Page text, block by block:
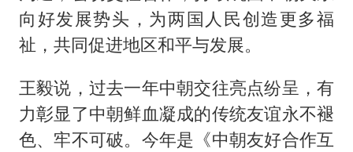
向好发展势头，为两国人民创造更多福
祉，共同促进地区和平与发展。
王毅说，过去一年中朝交往亮点纷呈，有
力彰显了中朝鲜血凝成的传统友谊永不褪
色、牢不可破。今年是《中朝友好合作互